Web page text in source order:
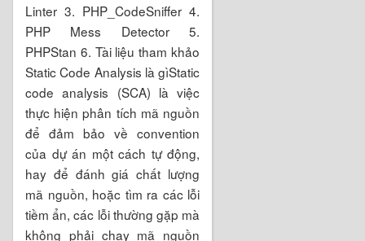
Linter 3. PHP_CodeSniffer 4.
PHP Mess Detector 5.
PHPStan 6. Tài liệu tham khảo
Static Code Analysis là gìStatic
code analysis (SCA) là việc
thực hiện phân tích mã nguồn
để đảm bảo về convention
của dự án một cách tự động,
hay để đánh giá chất lượng
mã nguồn, hoặc tìm ra các lỗi
tiềm ẩn, các lỗi thường gặp mà
không phải chạy mã nguồn